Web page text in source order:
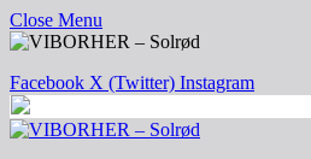
Close Menu
Facebook X (Twitter) Instagram